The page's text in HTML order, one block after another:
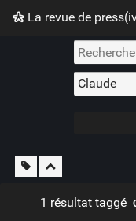
La revue de
Nuage de tags
1 résultat taggé